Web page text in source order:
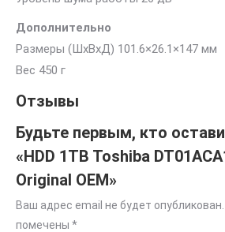
Дополнительно
Размеры (ШхВхД) 101.6×26.1×147 мм
Вес 450 г
Отзывы
Будьте первым, кто
«HDD 1TB Toshiba
Original OEM»
Ваш адрес email не будет опубликован.
помечены *